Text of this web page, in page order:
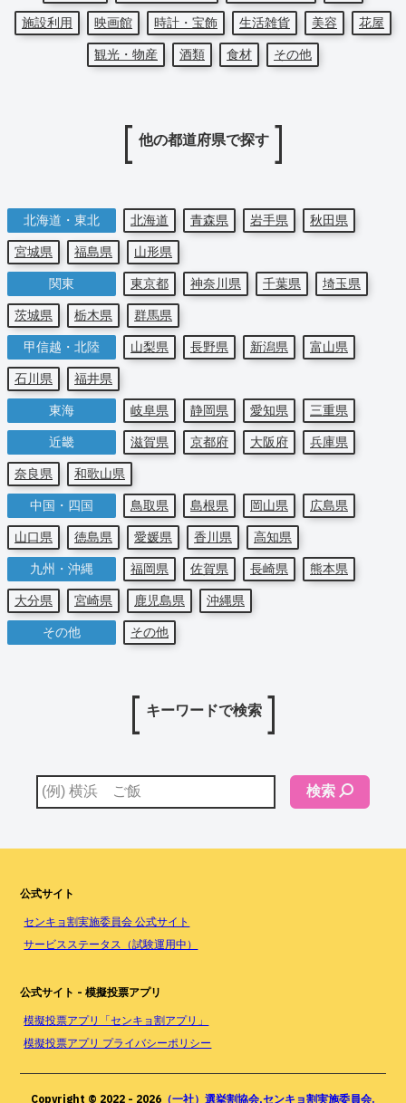
施設利用
映画館 時計・宝飾 生活雑貨 美容
花屋
観光・物産
酒類 食材 その他
他の都道府県で探す
北海道・東北 北海道 青森県 岩手県
秋田県
宮城県
福島県
山形県
関東
東京都 神奈川県 千葉県
埼玉県
茨城県
栃木県
群馬県
甲信越・北陸
山梨県 長野県 新潟県
富山県
石川県
福井県
東海
岐阜県 静岡県 愛知県
三重県
近畿
滋賀県 京都府 大阪府
兵庫県
奈良県
和歌山県
中国・四国
鳥取県 島根県 岡山県
広島県
山口県
徳島県 愛媛県 香川県
高知県
九州・沖縄
福岡県 佐賀県 長崎県
熊本県
大分県
宮崎県 鹿児島県
沖縄県
その他
その他
キーワードで検索
検索
公式サイト
センキョ割実施委員会 公式サイト
サービスステータス（試験運用中）
公式サイト - 模擬投票アプリ
模擬投票アプリ「センキョ割アプリ」
模擬投票アプリ プライバシーポリシー
Copyright © 2022 - 2026 （一社）選挙割協会,センキョ割実施委員会.